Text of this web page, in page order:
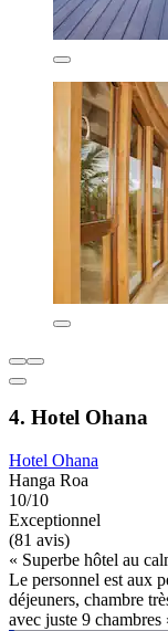
4. Hotel Ohana
Hotel Ohana
Hanga Roa
10/10
Exceptionnel
(81 avis)
« Superbe hôtel au
Le personnel est aux
déjeuners, chambre
avec juste 9 chambres